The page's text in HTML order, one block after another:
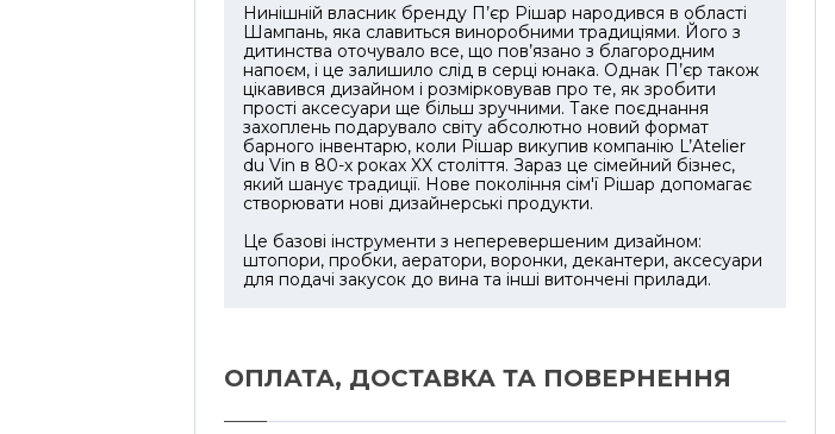
Нинішній власник бренду П’єр Рішар народився в області
Шампань, яка славиться виноробними традиціями. Його з
дитинства оточувало все, що пов’язано з благородним
напоєм, і це залишило слід в серці юнака. Однак П’єр також
цікавився дизайном і розмірковував про те, як зробити
прості аксесуари ще більш зручними. Таке поєднання
захоплень подарувало світу абсолютно новий формат
барного інвентарю, коли Рішар викупив компанію L’Atelier
du Vin в 80-х роках XX століття. Зараз це сімейний бізнес,
який шанує традиції. Нове покоління сім'ї Рішар допомагає
створювати нові дизайнерські продукти.
Це базові інструменти з неперевершеним дизайном:
штопори, пробки, аератори, воронки, декантери, аксесуари
для подачі закусок до вина та інші витончені прилади.
ОПЛАТА, ДОСТАВКА ТА ПОВЕРНЕННЯ